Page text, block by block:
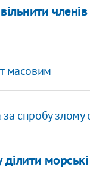
масовим
спробу злому
ділити